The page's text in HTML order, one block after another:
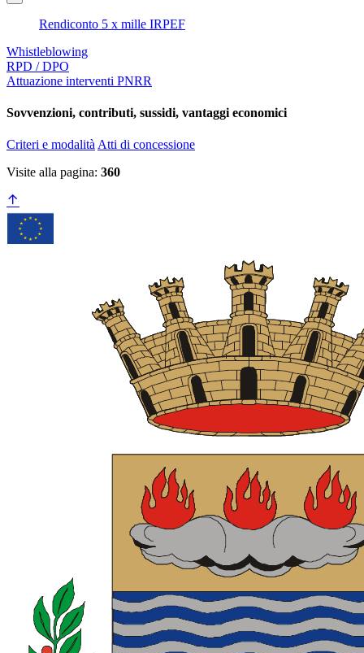
Rendiconto 5 x mille IRPEF
Whistleblowing
RPD / DPO
Attuazione interventi PNRR
Sovvenzioni, contributi, sussidi, vantaggi economici
Criteri e modalità Atti di concessione
Visite alla pagina: 360